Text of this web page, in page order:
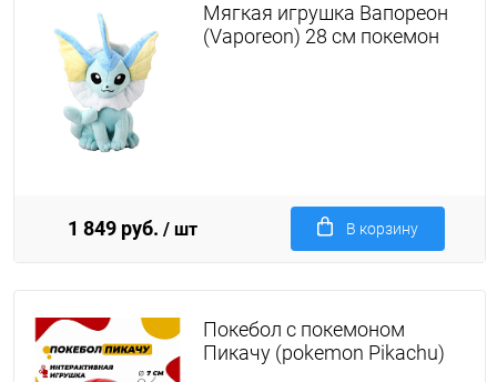
Мягкая игрушка Вапореон
(Vaporeon) 28 см покемон
1 849 руб. / шт В корзину
Покебол с покемоном
Пикачу (pokemon Pikachu)